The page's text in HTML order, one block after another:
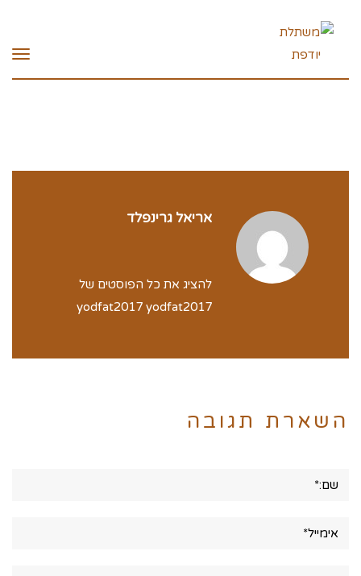
אריאל גרינפלד
להציג את כל הפוסטים של
yodfat2017 yodfat2017
השארת תגובה